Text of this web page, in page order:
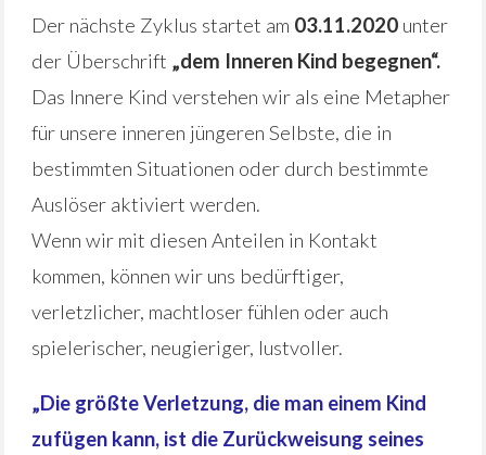
Der nächste Zyklus startet am 03.11.2020 unter
der Überschrift „dem Inneren Kind begegnen“.
Das Innere Kind verstehen wir als eine Metapher
für unsere inneren jüngeren Selbste, die in
bestimmten Situationen oder durch bestimmte
Auslöser aktiviert werden.
Wenn wir mit diesen Anteilen in Kontakt
kommen, können wir uns bedürftiger,
verletzlicher, machtloser fühlen oder auch
spielerischer, neugieriger, lustvoller.
„Die größte Verletzung, die man einem Kind
zufügen kann, ist die Zurückweisung seines